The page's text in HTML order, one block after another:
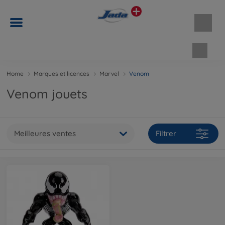
Home Marques et licences Marvel Venom
Venom jouets
Meilleures ventes Filtrer